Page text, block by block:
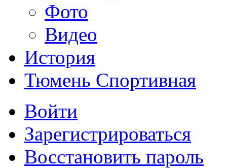
Фото
Видео
История
Тюмень Спортивная
Войти
Зарегистрироваться
Восстановить пароль